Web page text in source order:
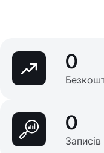
0
0